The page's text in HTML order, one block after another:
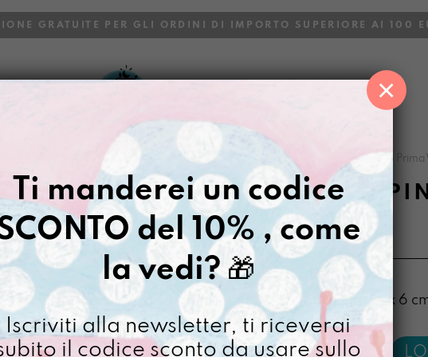
GRATUITE PER GLI ORDINI DI IMPORTO SUPERIORE AI 100
Gazpacho Manicona dipinta a mano
MANICONA
PRIMAVEGA
€95,00
[ Borsa a tracolla: 36,5 x 32 x 6 cm
Ti manderei un codice
del 10% , come
la vedi?🎁
Iscriviti alla newsletter, ti riceverai
il codice sconto da usare sullo
×